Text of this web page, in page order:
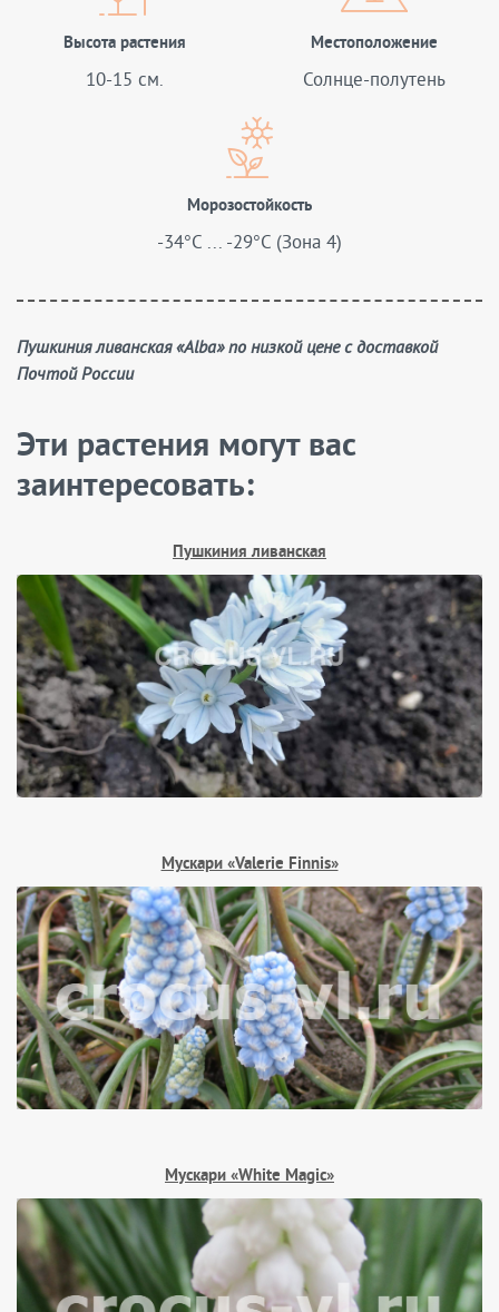
Высота растения
10-15 см.
Местоположение
Солнце-полутень
Морозостойкость
-34°C ... -29°C (Зона 4)
Пушкиния ливанская «Alba» по низкой цене с доставкой
Почтой России
Эти растения могут вас
заинтересовать:
Пушкиния ливанская
Мускари «Valerie Finnis»
Мускари «White Magic»